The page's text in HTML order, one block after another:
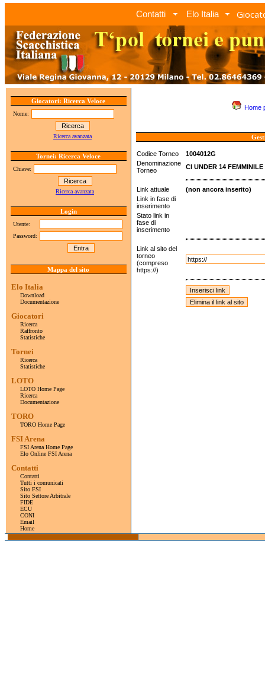
Contatti Elo Italia
Giocatori: Ricerca Veloce
Nome:
Ricerca avanzata
Tornei: Ricerca Veloce
Chiave:
Ricerca avanzata
Login
Utente:
Password:
Mappa del sito
Elo Italia
Download
Documentazione
Giocatori
Ricerca
Raffronto
Statistiche
Tornei
Ricerca
Statistiche
LOTO
LOTO Home Page
Ricerca
Documentazione
TORO
TORO Home Page
FSI Arena
FSI Arena Home Page
Elo Online FSI Arena
Contatti
Contatti
Tutti i comunicati
Sito FSI
Sito Settore Arbitrale
FIDE
ECU
CONI
Email
Home
Home
Codice Torneo
1004012G
Denominazione
Torneo
CI UNDER 14 FEMMINILE
Link attuale
(non ancora inserito)
Link in fase di
inserimento
Stato link in
fase di
inserimento
Link al sito del
torneo
(compreso
https://)